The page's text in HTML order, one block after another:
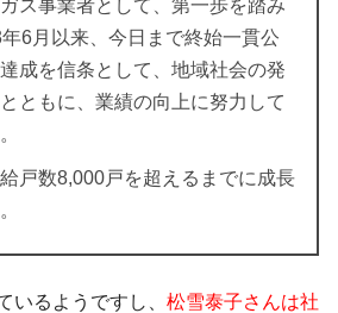
ス事業者として、第一歩を踏み
6月以来、今日まで終始一貫公
成を信条として、地域社会の発
ともに、業績の向上に努力して
戸数8,000戸を超えるまでに成長
いるようですし、 松雪泰子さんは社